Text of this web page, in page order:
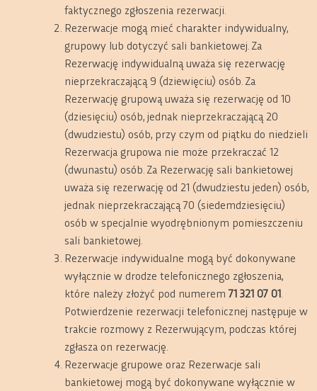
faktycznego zgłoszenia rezerwacji.
Rezerwacje mogą mieć charakter indywidualny,
grupowy lub dotyczyć sali bankietowej. Za
Rezerwację indywidualną uważa się rezerwację
nieprzekraczającą 9 (dziewięciu) osób. Za
Rezerwację grupową uważa się rezerwację od 10
(dziesięciu) osób, jednak nieprzekraczającą 20
(dwudziestu) osób, przy czym od piątku do niedzieli
Rezerwacja grupowa nie może przekraczać 12
(dwunastu) osób. Za Rezerwację sali bankietowej
uważa się rezerwację od 21 (dwudziestu jeden) osób,
jednak nieprzekraczającą 70 (siedemdziesięciu)
osób w specjalnie wyodrębnionym pomieszczeniu
sali bankietowej.
Rezerwacje indywidualne mogą być dokonywane
wyłącznie w drodze telefonicznego zgłoszenia,
które należy złożyć pod numerem71 321 07 01
Potwierdzenie rezerwacji telefonicznej następuje w
trakcie rozmowy z Rezerwującym, podczas której
zgłasza on rezerwację.
Rezerwacje grupowe oraz Rezerwacje sali
bankietowej mogą być dokonywane wyłącznie w